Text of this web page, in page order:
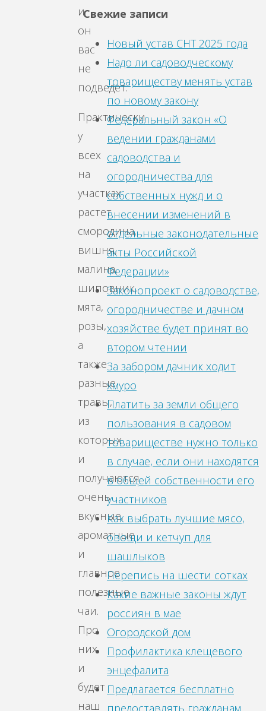
и
он
вас
не
подведет.
Практически
у
всех
на
участках
растет
смородина,
вишня,
малина,
шиповник,
мята,
розы,
а
также
разные
травы,
из
которых
и
получаются
очень
вкусные,
ароматные
и
главное
полезные
чаи.
Про
них
и
будет
наш
Свежие записи
Новый устав СНТ 2025 года
Надо ли садоводческому
товариществу менять устав
по новому закону
Федеральный закон «О
ведении гражданами
садоводства и
огородничества для
собственных нужд и о
внесении изменений в
отдельные законодательные
акты Российской
Федерации»
Законопроект о садоводстве,
огородничестве и дачном
хозяйстве будет принят во
втором чтении
За забором дачник ходит
хмуро
Платить за земли общего
пользования в садовом
товариществе нужно только
в случае, если они находятся
в общей собственности его
участников
Как выбрать лучшие мясо,
овощи и кетчуп для
шашлыков
Перепись на шести сотках
Какие важные законы ждут
россиян в мае
Огородской дом
Профилактика клещевого
энцефалита
Предлагается бесплатно
предоставлять гражданам